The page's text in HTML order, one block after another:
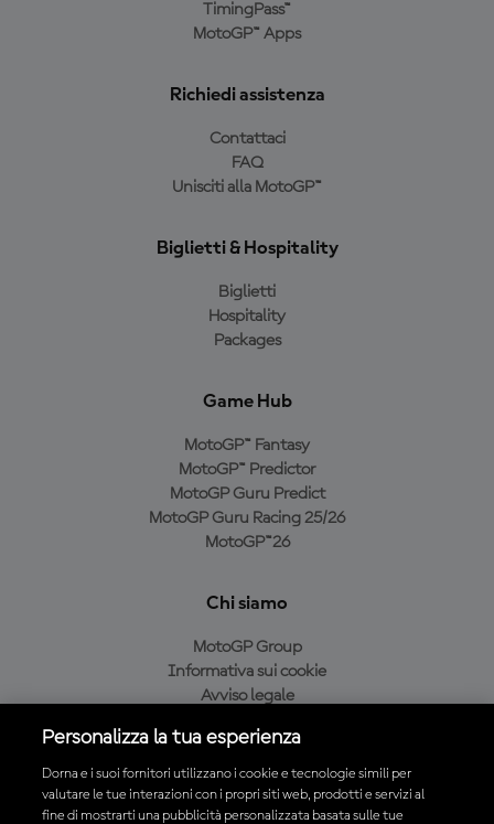
TimingPass™
MotoGP™ Apps
Richiedi assistenza
Contattaci
FAQ
Unisciti alla MotoGP™
Biglietti & Hospitality
Biglietti
Hospitality
Packages
Game Hub
MotoGP™ Fantasy
MotoGP™ Predictor
MotoGP Guru Predict
MotoGP Guru Racing 25/26
MotoGP™26
Chi siamo
MotoGP Group
Informativa sui cookie
Avviso legale
Condizioni di acquisto
Personalizza la tua esperienza
Dorna e i suoi fornitori utilizzano i cookie e tecnologie simili per
valutare le tue interazioni con i propri siti web, prodotti e servizi al
fine di mostrarti una pubblicità personalizzata basata sulle tue